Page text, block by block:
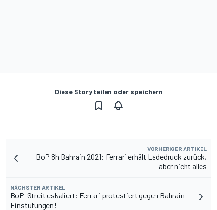
Diese Story teilen oder speichern
VORHERIGER ARTIKEL
BoP 8h Bahrain 2021: Ferrari erhält Ladedruck zurück,
aber nicht alles
NÄCHSTER ARTIKEL
BoP-Streit eskaliert: Ferrari protestiert gegen Bahrain-
Einstufungen!